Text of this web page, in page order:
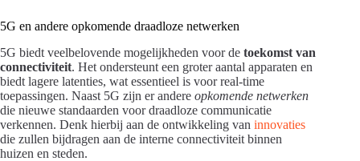
5G en andere opkomende draadloze netwerken
5G biedt veelbelovende mogelijkheden voor de toekomst van
connectiviteit. Het ondersteunt een groter aantal apparaten en
biedt lagere latenties, wat essentieel is voor real-time
toepassingen. Naast 5G zijn er andere opkomende netwerken
die nieuwe standaarden voor draadloze communicatie
verkennen. Denk hierbij aan de ontwikkeling van innovaties
die zullen bijdragen aan de interne connectiviteit binnen
huizen en steden.